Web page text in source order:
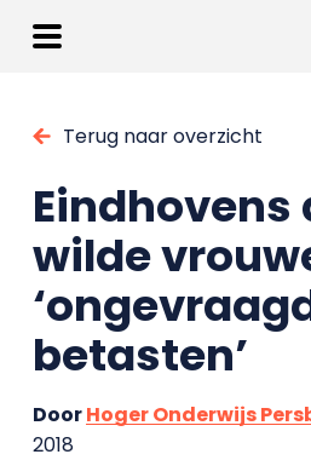
Terug naar overzicht
wilde
betasten’
DoorHoger Onderwijs
2018